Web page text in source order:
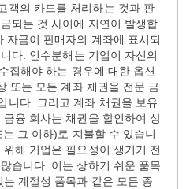
객의 카드를 처리하는 것과 판
되는 것 사이에 지연이 발생합
자금이 판매자의 계좌에 표시되
다. 인수분해는 기업이 자신의
집해야 하는 경우에 대한 옵션
또는 모든 계좌 채권을 전문 금
니다. 그리고 계좌 채권을 보유
융 회사는 채권을 할인하여 상
그 이하)로 지불할 수 있습니
해 기업은 필요성이 생기기 전
습니다. 이는 상하기 쉬운 품목
계절성 품목과 같은 모든 종